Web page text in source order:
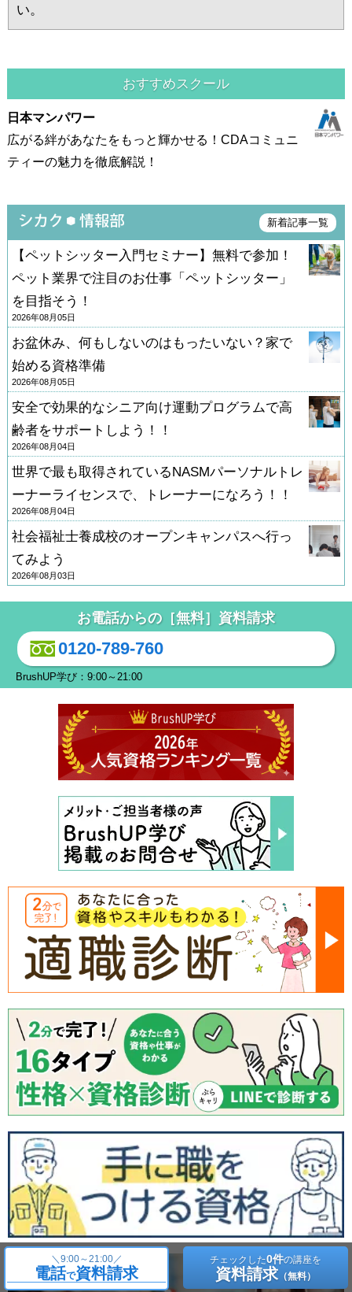
い。
おすすめスクール
日本マンパワー
広がる絆があなたをもっと輝かせる！CDAコミュニ
ティーの魅力を徹底解説！
新着記事一覧
【ペットシッター入門セミナー】無料で参加！
ペット業界で注目のお仕事「ペットシッター」
を目指そう！
2026年08月05日
お盆休み、何もしないのはもったいない？家で
始める資格準備
2026年08月05日
安全で効果的なシニア向け運動プログラムで高
齢者をサポートしよう！！
2026年08月04日
世界で最も取得されているNASMパーソナルトレ
ーナーライセンスで、トレーナーになろう！！
2026年08月04日
社会福祉士養成校のオープンキャンパスへ行っ
てみよう
2026年08月03日
お電話からの［無料］資料請求
0120-789-760
BrushUP学び：9:00～21:00
＼ 9:00～21:00／
電話で資料請求
チェックした0件の講座を
資料請求（無料）